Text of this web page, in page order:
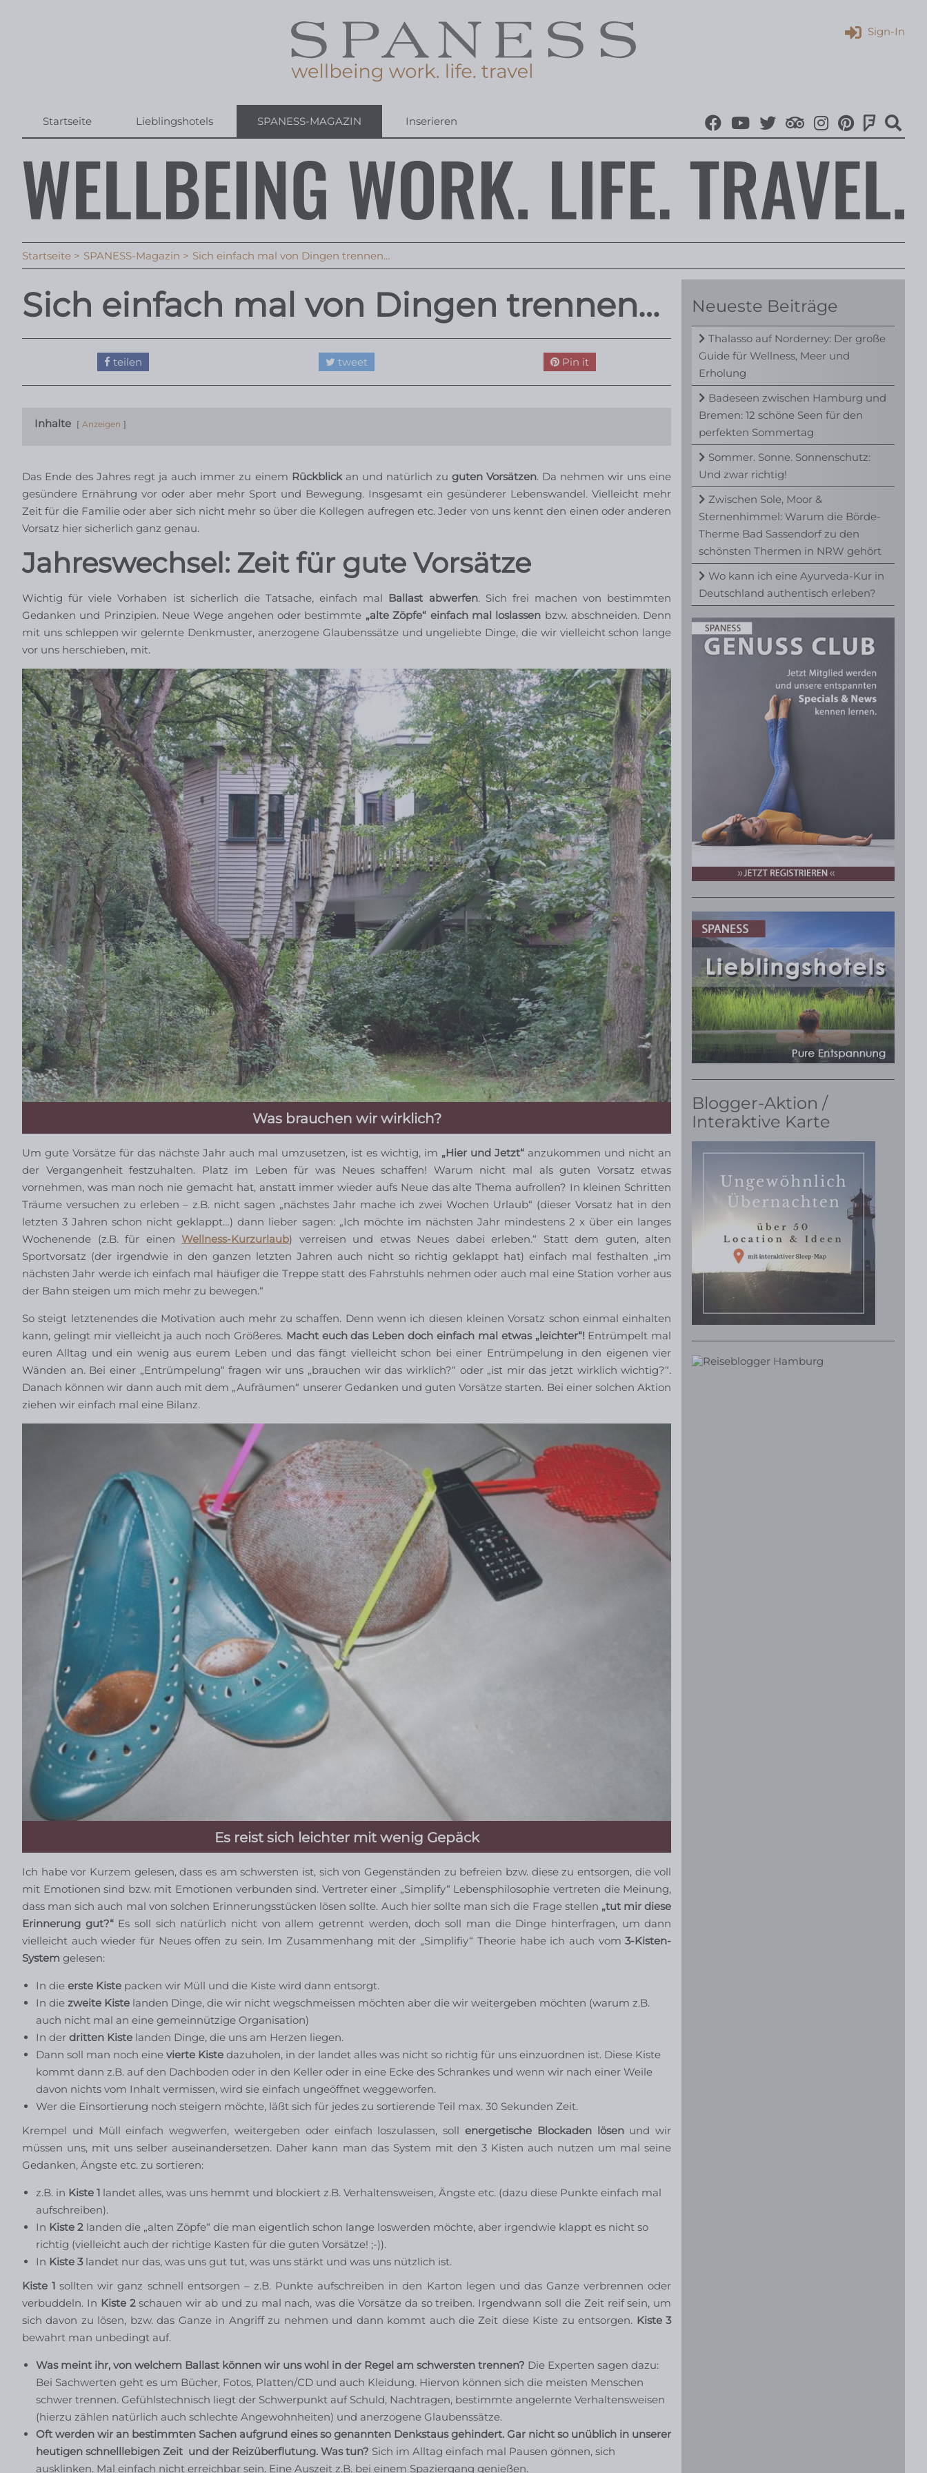
Startseite Lieblingshotels SPANESS-MAGAZIN Inserieren
Sign-In
Startseite SPANESS-Magazin Sich einfach mal von Dingen trennen…
Sich einfach mal von Dingen trennen…
teilen tweet Pin it
Inhalte Anzeigen
Das Ende des Jahres regt ja auch immer zu einem Rückblickan und natürlich zu guten Vorsätzen. Da nehmen wir uns eine
gesündere Ernährung vor oder aber mehr Sport und Bewegung. Insgesamt ein gesünderer Lebenswandel. Vielleicht mehr
Zeit für die Familie oder aber sich nicht mehr so über die Kollegen aufregen etc. Jeder von uns kennt den einen oder anderen
Vorsatz hier sicherlich ganz genau.
Jahreswechsel: Zeit für gute Vorsätze
Wichtig für viele Vorhaben ist sicherlich die Tatsache, einfach mal Ballast abwerfen. Sich frei machen von bestimmten
Gedanken und Prinzipien. Neue Wege angehen oder bestimmte „alte Zöpfe“ einfach mal loslassen bzw. abschneiden. Denn
mit uns schleppen wir gelernte Denkmuster, anerzogene Glaubenssätze und ungeliebte Dinge, die wir vielleicht schon lange
vor uns herschieben, mit.
Was brauchen wir wirklich?
Um gute Vorsätze für das nächste Jahr auch mal umzusetzen, ist es wichtig, im „Hier und Jetzt“ anzukommen und nicht an
der Vergangenheit festzuhalten. Platz im Leben für was Neues schaffen! Warum nicht mal als guten Vorsatz etwas
vornehmen, was man noch nie gemacht hat, anstatt immer wieder aufs Neue das alte Thema aufrollen? In kleinen Schritten
Träume versuchen zu erleben – z.B. nicht sagen „nächstes Jahr mache ich zwei Wochen Urlaub“ (dieser Vorsatz hat in den
letzten 3 Jahren schon nicht geklappt…) dann lieber sagen: „Ich möchte im nächsten Jahr mindestens 2 x über ein langes
Wochenende (z.B. für einenWellness-Kurzurlaub) verreisen und etwas Neues dabei erleben.“ Statt dem guten, alten
Sportvorsatz (der irgendwie in den ganzen letzten Jahren auch nicht so richtig geklappt hat) einfach mal festhalten „im
nächsten Jahr werde ich einfach mal häufiger die Treppe statt des Fahrstuhls nehmen oder auch mal eine Station vorher aus
der Bahn steigen um mich mehr zu bewegen.“
So steigt letztenendes die Motivation auch mehr zu schaffen. Denn wenn ich diesen kleinen Vorsatz schon einmal einhalten
kann, gelingt mir vielleicht ja auch noch Größeres. Macht euch das Leben doch einfach mal etwas „leichter“!Entrümpelt mal
euren Alltag und ein wenig aus eurem Leben und das fängt vielleicht schon bei einer Entrümpelung in den eigenen vier
Wänden an. Bei einer „Entrümpelung“ fragen wir uns „brauchen wir das wirklich?“ oder „ist mir das jetzt wirklich wichtig?“.
Danach können wir dann auch mit dem „Aufräumen“ unserer Gedanken und guten Vorsätze starten. Bei einer solchen Aktion
ziehen wir einfach mal eine Bilanz.
Es reist sich leichter mit wenig Gepäck
Ich habe vor Kurzem gelesen, dass es am schwersten ist, sich von Gegenständen zu befreien bzw. diese zu entsorgen, die voll
mit Emotionen sind bzw. mit Emotionen verbunden sind. Vertreter einer „Simplify“ Lebensphilosophie vertreten die Meinung,
dass man sich auch mal von solchen Erinnerungsstücken lösen sollte. Auch hier sollte man sich die Frage stellen „tut mir diese
Erinnerung gut?“Es soll sich natürlich nicht von allem getrennt werden, doch soll man die Dinge hinterfragen, um dann
vielleicht auch wieder für Neues offen zu sein. Im Zusammenhang mit der „Simplifiy“ Theorie habe ich auch vom3-Kisten-
System gelesen:
In die erste Kiste packen wir Müll und die Kiste wird dann entsorgt.
In die zweite Kiste landen Dinge, die wir nicht wegschmeissen möchten aber die wir weitergeben möchten (warum z.B.
auch nicht mal an eine gemeinnützige Organisation)
In der dritten Kiste landen Dinge, die uns am Herzen liegen.
Dann soll man noch eine vierte Kiste dazuholen, in der landet alles was nicht so richtig für uns einzuordnen ist. Diese Kiste
kommt dann z.B. auf den Dachboden oder in den Keller oder in eine Ecke des Schrankes und wenn wir nach einer Weile
davon nichts vom Inhalt vermissen, wird sie einfach ungeöffnet weggeworfen.
Wer die Einsortierung noch steigern möchte, läßt sich für jedes zu sortierende Teil max. 30 Sekunden Zeit.
Krempel und Müll einfach wegwerfen, weitergeben oder einfach loszulassen, sollenergetische Blockaden lösenund wir
müssen uns, mit uns selber auseinandersetzen. Daher kann man das System mit den 3 Kisten auch nutzen um mal seine
Gedanken, Ängste etc. zu sortieren:
z.B. in Kiste 1 landet alles, was uns hemmt und blockiert z.B. Verhaltensweisen, Ängste etc. (dazu diese Punkte einfach mal
aufschreiben).
In Kiste 2 landen die „alten Zöpfe“ die man eigentlich schon lange loswerden möchte, aber irgendwie klappt es nicht so
richtig (vielleicht auch der richtige Kasten für die guten Vorsätze! ;-)).
In Kiste 3landet nur das, was uns gut tut, was uns stärkt und was uns nützlich ist.
Kiste 1 sollten wir ganz schnell entsorgen – z.B. Punkte aufschreiben in den Karton legen und das Ganze verbrennen oder
verbuddeln. In Kiste 2schauen wir ab und zu mal nach, was die Vorsätze da so treiben. Irgendwann soll die Zeit reif sein, um
sich davon zu lösen, bzw. das Ganze in Angriff zu nehmen und dann kommt auch die Zeit diese Kiste zu entsorgen. Kiste 3
bewahrt man unbedingt auf.
Was meint ihr, von welchem Ballast können wir uns wohl in der Regel am schwersten trennen? Die Experten sagen dazu:
Bei Sachwerten geht es um Bücher, Fotos, Platten/CD und auch Kleidung. Hiervon können sich die meisten Menschen
schwer trennen. Gefühlstechnisch liegt der Schwerpunkt auf Schuld, Nachtragen, bestimmte angelernte Verhaltensweisen
(hierzu zählen natürlich auch schlechte Angewohnheiten) und anerzogene Glaubenssätze.
Oft werden wir an bestimmten Sachen aufgrund eines so genannten Denkstaus gehindert. Gar nicht so unüblich in unserer
heutigen schnelllebigen Zeit und der Reizüberflutung. Was tun? Sich im Alltag einfach mal Pausen gönnen, sich
ausklinken. Mal einfach nicht erreichbar sein. Eine Auszeit z.B. bei einem Spaziergang genießen.
Neueste Beiträge
Thalasso auf Norderney: Der große
Guide für Wellness, Meer und
Erholung
Badeseen zwischen Hamburg und
Bremen: 12 schöne Seen für den
perfekten Sommertag
Sommer. Sonne. Sonnenschutz:
Und zwar richtig!
Zwischen Sole, Moor &
Sternenhimmel: Warum die Börde-
Therme Bad Sassendorf zu den
schönsten Thermen in NRW gehört
Wo kann ich eine Ayurveda-Kur in
Deutschland authentisch erleben?
Blogger-Aktion /
Interaktive Karte